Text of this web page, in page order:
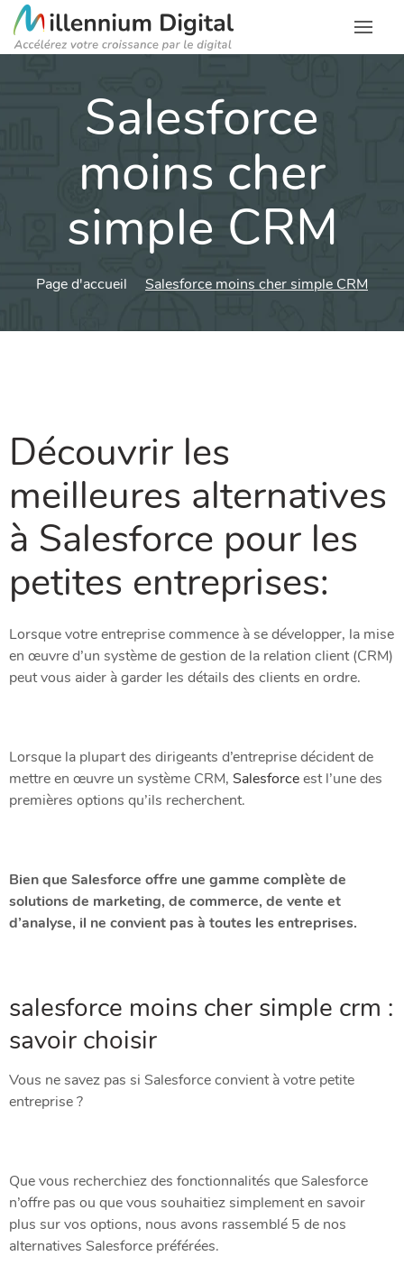
Salesforce
moins cher
simple CRM
Page d'accueil Salesforce moins cher simple CRM
Découvrir les
meilleures alternatives
à Salesforce pour les
petites entreprises:
Lorsque votre entreprise commence à se développer, la mise
en œuvre d’un système de gestion de la relation client (CRM)
peut vous aider à garder les détails des clients en ordre.
Lorsque la plupart des dirigeants d’entreprise décident de
mettre en œuvre un système CRM, Salesforceest l’une des
premières options qu’ils recherchent.
Bien que Salesforce offre une gamme complète de
solutions de marketing, de commerce, de vente et
d’analyse, il ne convient pas à toutes les entreprises.
salesforce moins cher simple crm :
savoir choisir
Vous ne savez pas si Salesforce convient à votre petite
entreprise ?
Que vous recherchiez des fonctionnalités que Salesforce
n’offre pas ou que vous souhaitiez simplement en savoir
plus sur vos options, nous avons rassemblé 5 de nos
alternatives Salesforce préférées.